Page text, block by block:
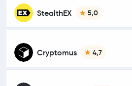
StealthEX 5,0
Cryptomus 4,7